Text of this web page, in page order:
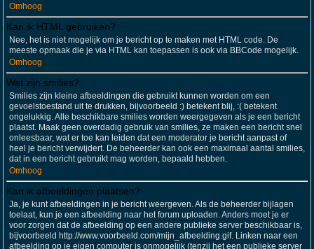
Omhoog
Kan ik HTML gebruiken?
Nee, het is niet mogelijk om je bericht op te maken met HTML code. De
meeste opmaak die je via HTML kan toepassen is ook via BBCode mogelijk.
Omhoog
Wat zijn smilies?
Smilies zijn kleine afbeeldingen die gebruikt kunnen worden om een
gevoelstoestand uit te drukken, bijvoorbeeld :) betekent blij, :( betekent
ongelukkig. Alle beschikbare smilies worden weergegeven als je een bericht
plaatst. Maak geen overdadig gebruik van smilies, ze maken een bericht snel
onleesbaar, wat er toe kan leiden dat een moderator je bericht aanpast of
heel je bericht verwijdert. De beheerder kan ook een maximaal aantal smilies,
dat in een bericht gebruikt mag worden, bepaald hebben.
Omhoog
Kan ik afbeeldingen plaatsen?
Ja, je kunt afbeeldingen in je bericht weergeven. Als de beheerder bijlagen
toelaat, kun je een afbeelding naar het forum uploaden. Anders moet je er
voor zorgen dat de afbeelding op een andere publieke server beschikbaar is,
bijvoorbeeld http://www.voorbeeld.com/mijn_afbeelding.gif. Linken naar een
afbeelding op je eigen computer is onmogelijk (tenzij het een publieke server